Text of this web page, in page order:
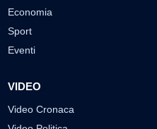
Economia
Sport
Eventi
VIDEO
Video Cronaca